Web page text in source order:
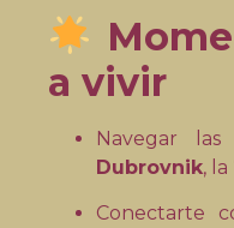
a vivir
Navegar
Dubrovnik,
Conectarte